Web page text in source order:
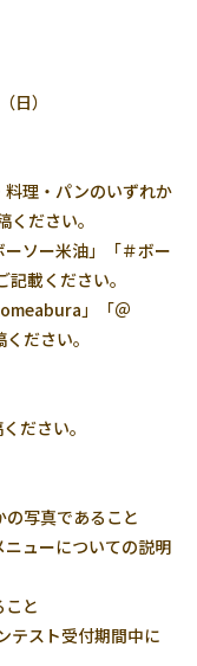
日）
理・パンのいずれか
ださい。
ソー米油」「＃ボー
載ください。
」「＠
ださい。
ださい。
の写真であること
ニューについての説明
と
テスト受付期間中に